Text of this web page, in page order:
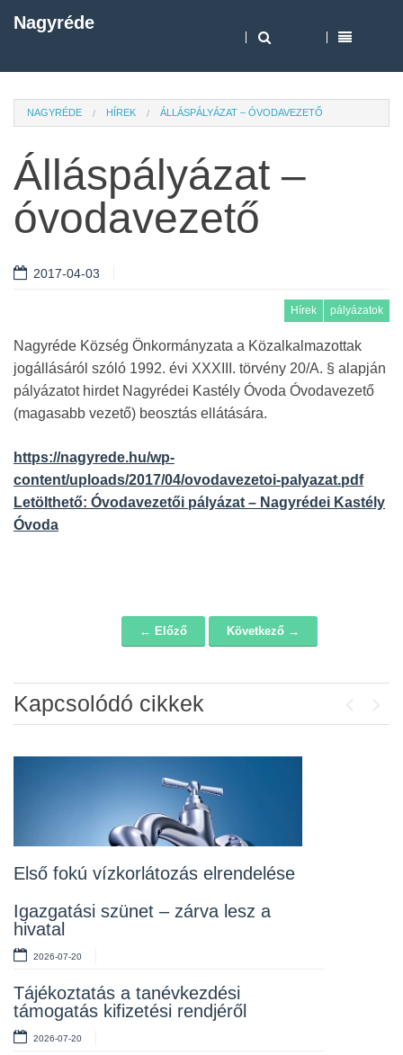
Nagyréde
NAGYRÉDE HÍREK ÁLLÁSPÁLYÁZAT – ÓVODAVEZETŐ
Álláspályázat –
óvodavezető
2017-04-03
Hírek pályázatok
Nagyréde Község Önkormányzata a Közalkalmazottak
jogállásáról szóló 1992. évi XXXIII. törvény 20/A. § alapján
pályázatot hirdet Nagyrédei Kastély Óvoda Óvodavezető
(magasabb vezető) beosztás ellátására.
https://nagyrede.hu/wp-
content/uploads/2017/04/ovodavezetoi-palyazat.pdf
Letölthető: Óvodavezetői pályázat – Nagyrédei Kastély
Óvoda
← Előző Következő →
Kapcsolódó cikkek
Első fokú vízkorlátozás elrendelése
Igazgatási szünet – zárva lesz a
hivatal
2026-07-20
Tájékoztatás a tanévkezdési
támogatás kifizetési rendjéről
2026-07-20
Álláspályázat – konyhai kisegítő
Lakossági fórum az Erzsébet téri
2026-07-10
Rendelet kihirdetése
2026-07-10
Álláspályázat – takarító
2026-07-06